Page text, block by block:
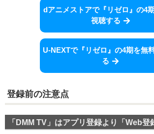
dアニメストアで『リゼロ』の4
視聴する
U-NEXTで『リゼロ』の4期を無
る
登録前の注意点
「DMM TV」はアプリ登録より「Web登